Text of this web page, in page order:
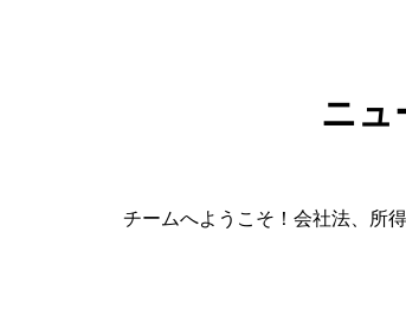
ニ
チームへようこそ！会社法、所